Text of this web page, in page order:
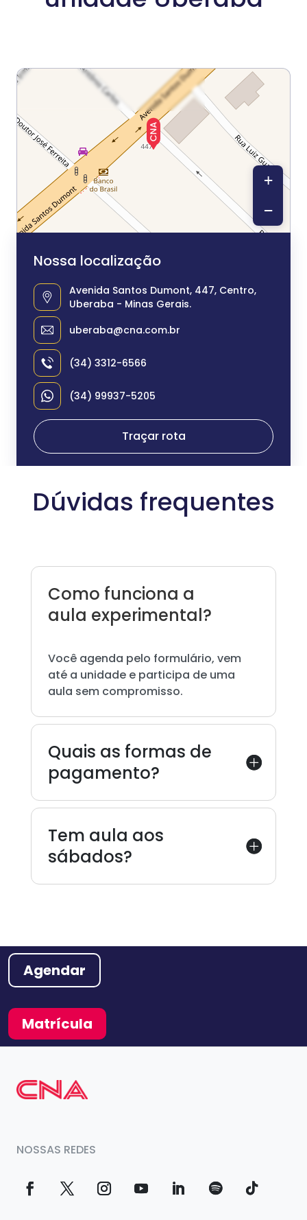
Nossa localização
Avenida Santos Dumont, 447, Centro,
Uberaba - Minas Gerais.
uberaba@cna.com.br
(34) 3312-6566
(34) 99937-5205
Traçar rota
+
−
Dúvidas frequentes
Como funciona a
aula experimental?
Você agenda pelo formulário, vem
até a unidade e participa de uma
aula sem compromisso.
Quais as formas de
pagamento?
Tem aula aos
sábados?
Agendar
Matrícula
NOSSAS REDES